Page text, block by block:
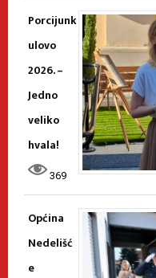
Porcijunk
ulovo
2026. –
Jedno
veliko
hvala!
369
Općina
Nedelišć
e